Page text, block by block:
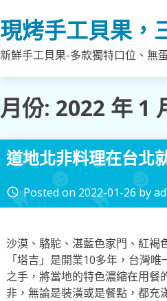
to
content
現烤手工貝果，
新鮮手工貝果-多款獨特口位、無
月份: 2022 年 1
道地北非料理在台北
access_time Posted on 2022-01-26 by
沙漠、駱駝、湛藍色家門、紅褐
「塔吉」是開業10多年，台灣
之手，將當地的特色濃縮在用餐
非，無論是裝潢或是餐點，都充